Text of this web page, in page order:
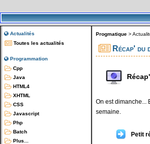
Actualités
Toutes les actualités
Programmation
Cpp
Java
HTML4
XHTML
CSS
Javascript
Php
Batch
Plus...
Progmatique >
Récap' du
On est dimanche...
semaine.
Petit